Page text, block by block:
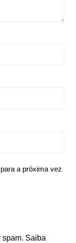
a próxima vez
spam. Saiba